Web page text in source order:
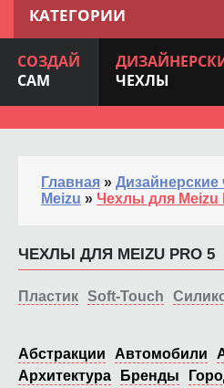
КАТЕГОРИИ
СОЗДАЙ
САМ
ЧЕХЛЫ
Главная » Дизайнерские
Meizu » Чехлы для Meizu
ЧЕХЛЫ ДЛЯ MEIZU PRO 5
Пластик Soft-Touch
Абстракции Автомобили
Архитектура
Бренды